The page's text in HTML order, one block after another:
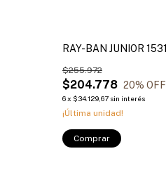
RAY-BAN JUNIOR 1531
$204.778
$255.972
20% OFF
6x $34.129,67 sin interés
¡Última unidad!
Comprar